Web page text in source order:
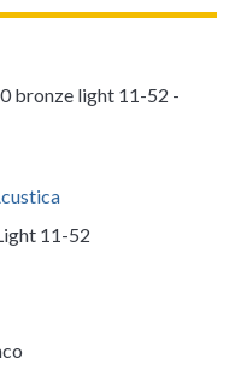
bronze light 11-52 -
11-52